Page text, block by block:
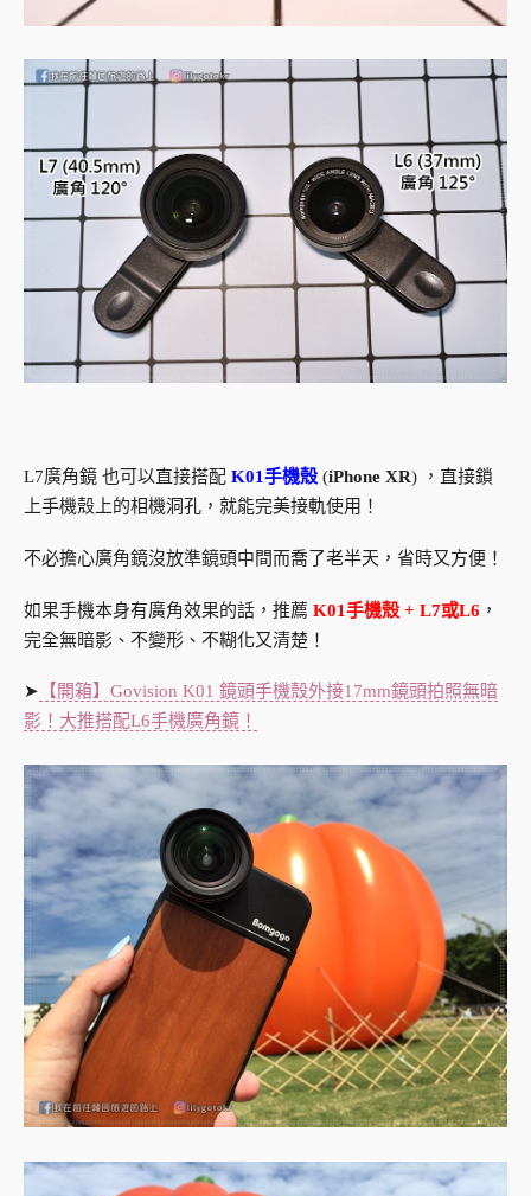
L7廣角鏡 也可以直接搭配 K01手機殼 (iPhone XR) ，直接鎖
上手機殼上的相機洞孔，就能完美接軌使用！
不必擔心廣角鏡沒放準鏡頭中間而喬了老半天，省時又方便！
如果手機本身有廣角效果的話，推薦 K01手機殼 + L7或L6 ，
完全無暗影、不變形、不糊化又清楚！
➤ 【開箱】Govision K01 鏡頭手機殼外接17mm鏡頭拍照無暗
影！大推搭配L6手機廣角鏡！